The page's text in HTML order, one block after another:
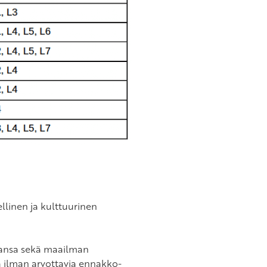
ja kulttuurinen
sekä maailman
arvottavia ennakko-